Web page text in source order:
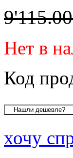
Нет в
Код
хочу